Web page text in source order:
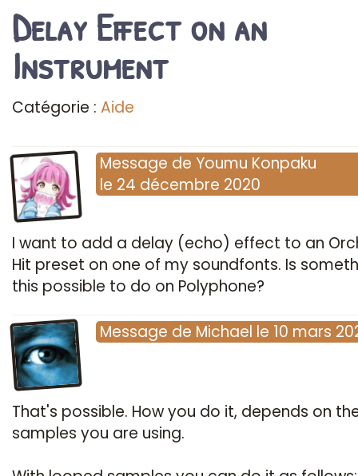
Delay Effect on an
Instrument
Catégorie : Aide
Message de Youmu Konpaku
le 24 décembre 2020
I want to add a delay (echo) effect to an
Hit preset on one of my soundfonts. Is
this possible to do on Polyphone?
Message de Michael le 10 mars
That's possible. How you do it, depends on
samples you are using.